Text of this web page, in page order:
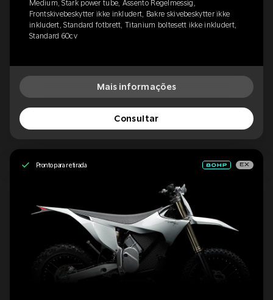
Medium, Stark power tube, Assento Regelmessig,
Frontskivebeskytter ikke inkludert, Bakre skivebeskytter ikke
inkludert, Standard fotbrett, Titanium boltesett ikke inkludert,
Standard 60cv
Mais informações
Consultar
Pronto para retirada EX